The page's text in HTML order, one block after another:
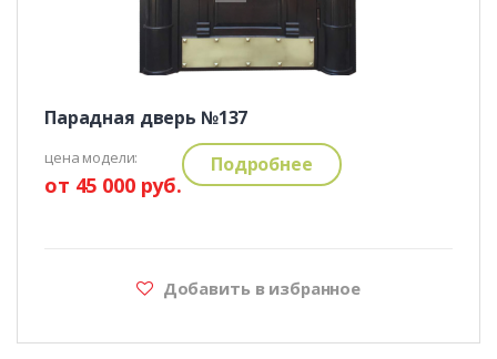
Парадная дверь №137
цена модели:
от 45 000 руб.
Подробнее
Добавить в избранное